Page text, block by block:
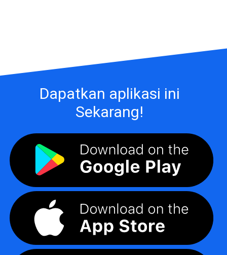
Dapatkan aplikasi ini
Sekarang!